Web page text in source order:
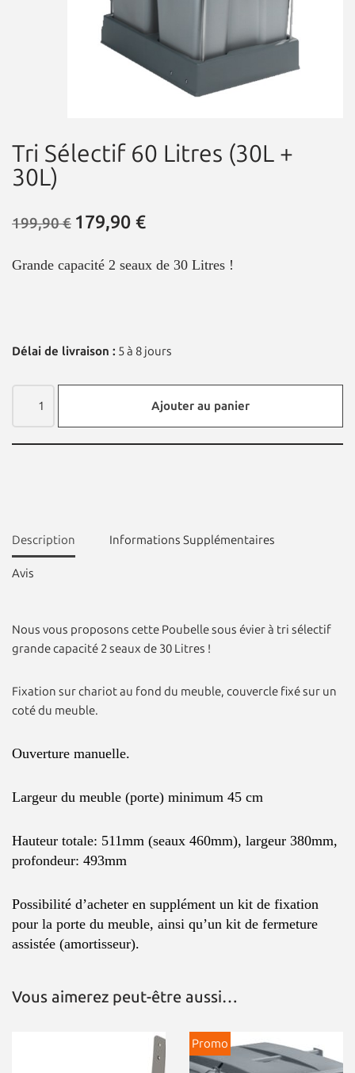
Tri Sélectif 60 Litres (30L +
30L)
199,90€ 179,90 €
Grande capacité 2 seaux de 30 Litres !
Délai de livraison : 5 à 8 jours
Ajouter au panier
Description Informations Supplémentaires
Avis
Nous vous proposons cette Poubelle sous évier à tri sélectif
grande capacité 2 seaux de 30 Litres !
Fixation sur chariot au fond du meuble, couvercle fixé sur un
coté du meuble.
Ouverture manuelle.
Largeur du meuble (porte) minimum 45 cm
Hauteur totale: 511mm (seaux 460mm), largeur 380mm,
profondeur: 493mm
Possibilité d’acheter en supplément un kit de fixation
pour la porte du meuble, ainsi qu’un kit de fermeture
assistée (amortisseur).
Vous aimerez peut-être aussi…
Promo